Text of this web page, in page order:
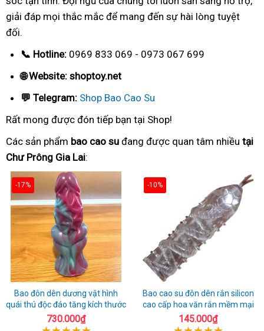
giải đáp mọi thắc mắc để mang đến sự hài lòng tuyệt
đối.
📞 Hotline: 0969 833 069 - 0973 067 699
🌐 Website: shoptoy.net
💬 Telegram: Shop Bao Cao Su
Rất mong được đón tiếp bạn tại Shop!
Các sản phẩm bao cao su đang được quan tâm nhiều tại
Chư Prông Gia Lai:
-17%
Bao đôn dên dương vật hình
quái thú độc đáo tăng kích thước
730.000₫
-10%
Bao cao su đôn dên rắn silicon
cao cấp hoa văn rắn mềm mại
145.000₫